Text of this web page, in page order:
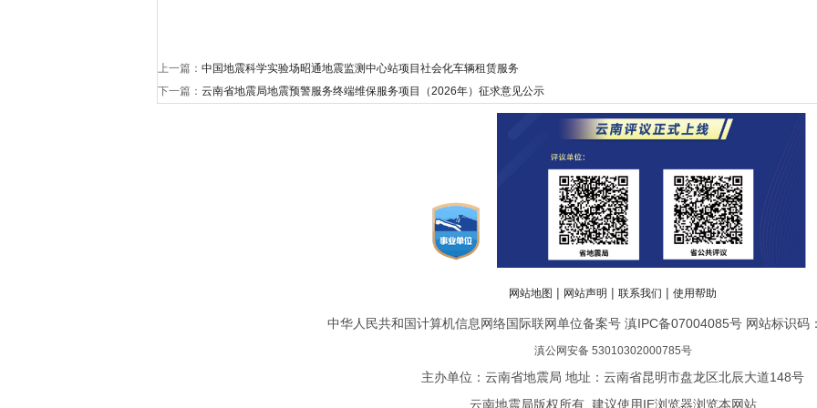
上一篇： 中国地震科学实验场昭通地震监测中心站项目社会化车辆租赁服务
下一篇： 云南省地震局地震预警服务终端维保服务项目（2026年）征求意见公示
网站地图 | 网站声明 | 联系我们 | 使用帮助
中华人民共和国计算机信息网络国际联网单位备案号 滇IPC备07004085号 网站标识码
滇公网安备 53010302000785号
主办单位：云南省地震局 地址：云南省昆明市盘龙区北辰大道148号
云南地震局版权所有 建议使用IE浏览器浏览本网站